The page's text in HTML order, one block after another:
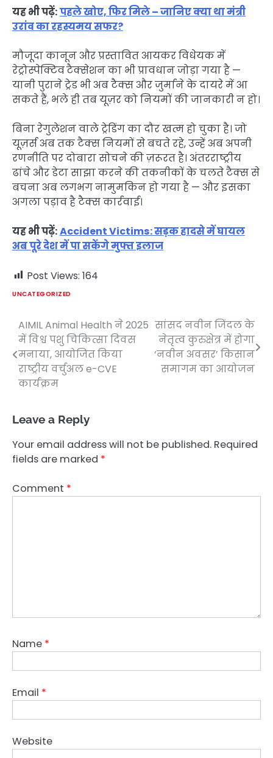
यह भी पढ़ें:पहले खोए, फिर मिले – जानिए क्या था मंत्री
उरांव का रहस्यमय सफर?
मौजूदा कानून और प्रस्तावित आयकर विधेयक में
रेट्रोस्पेक्टिवटैक्सेशन का भी प्रावधान जोड़ा गया है —
यानी पुराने ट्रेड भी अब टैक्स और जुर्माने के दायरे में आ
सकते हैं, भले ही तब यूज़र को नियमों की जानकारी न हो।
बिना रेगुलेशन वाले ट्रेडिंग का दौर खत्म हो चुका है। जो
यूज़र्स अब तक टैक्स नियमों से बचते रहे, उन्हें अब अपनी
रणनीति पर दोबारा सोचने की ज़रूरत है। अंतरराष्ट्रीय
ढांचे और डेटा साझा करने की तकनीकों के चलते टैक्स से
बचना अब लगभग नामुमकिन हो गया है — और इसका
अगला पड़ाव है टैक्स कार्रवाई।
यह भी पढ़ें:Accident Victims: सड़क हादसे में घायल
अब पूरे देश में पा सकेंगे मुफ्त इलाज
Post Views: 164
UNCATEGORIZED
Post
navigation
AIMIL Animal Health ने 2025
में विश्व पशु चिकित्सा दिवस
मनाया, आयोजित किया
राष्ट्रीय वर्चुअल e-CVE
कार्यक्रम
सांसद नवीन जिंदल के
नेतृत्व कुरुक्षेत्र में होगा
‘नवीन अवसर’ किसान
समागम का आयोजन
Leave a Reply
Your email address will not be published. Required
fields are marked *
Comment *
Name *
Email *
Website